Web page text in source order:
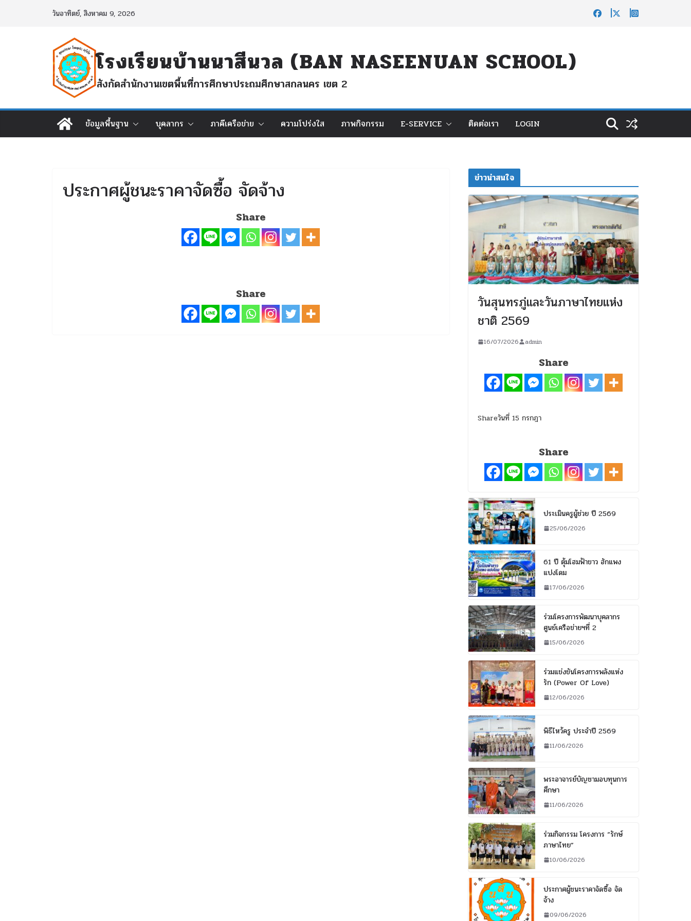
วันอาทิตย์, สิงหาคม 9, 2026
โรงเรียนบ้านนาสีนวล (BAN NASEENUAN SCHOOL)
สังกัดสำนักงานเขตพื้นที่การศึกษาประถมศึกษาสกลนคร เขต 2
ข้อมูลพื้นฐาน บุคลากร ภาคีเครือข่าย ความโปร่งใส ภาพกิจกรรม E-SERVICE ติดต่อเรา LOGIN
ประกาศผู้ชนะราคาจัดซื้อ จัดจ้าง
Share
Share
ข่าวน่าสนใจ
วันสุนทรภู่และวันภาษาไทยแห่ง
ชาติ 2569
16/07/2026 admin
Share
Shareวันที่ 15 กรกฎา
Share
ประเมินครูผู้ช่วย ปี 2569
25/06/2026
61 ปี ตุ้มโฮมฟ้าขาว ฮักแพง
แปงโดม
17/06/2026
ร่วมโครงการพัฒนาบุคลากร
ศูนย์เครือข่ายฯที่ 2
15/06/2026
ร่วมแข่งขันโครงการพลังแห่ง
รัก (Power Of Love)
12/06/2026
พิธีไหว้ครู ประจำปี 2569
11/06/2026
พระอาจารย์บัญชามอบทุนการ
ศึกษา
11/06/2026
ร่วมกิจกรรม โครงการ “รักษ์
ภาษาไทย”
10/06/2026
ประกาศผู้ชนะราคาจัดซื้อ จัด
จ้าง
09/06/2026